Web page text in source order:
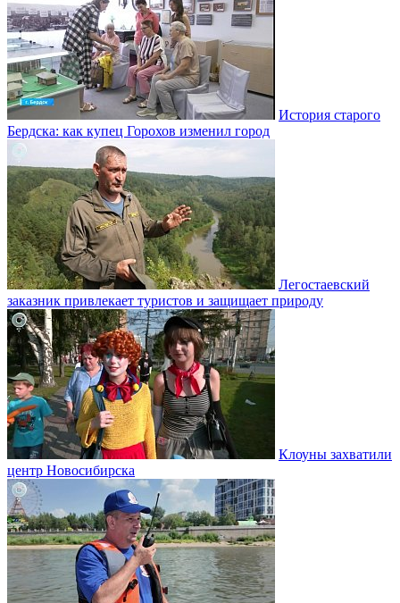
История старого
Бердска: как купец Горохов изменил город
Легостаевский
заказник привлекает туристов и защищает природу
Клоуны захватили
центр Новосибирска